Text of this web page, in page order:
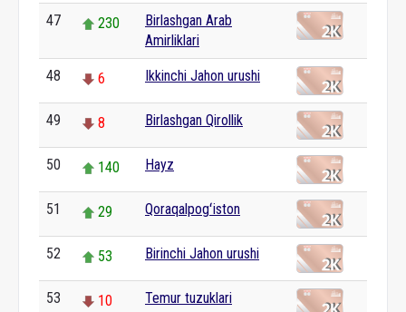
47 230
Birlashgan Arab
Amirliklari
48 6 Ikkinchi Jahon urushi
49 8 Birlashgan Qirollik
50 140 Hayz
51 29 Qoraqalpogʻiston
52 53 Birinchi Jahon urushi
53 10 Temur tuzuklari